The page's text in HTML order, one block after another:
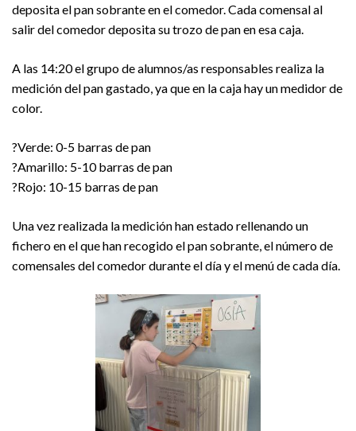
deposita el pan sobrante en el comedor. Cada comensal al
salir del comedor deposita su trozo de pan en esa caja.
A las 14:20 el grupo de alumnos/as responsables realiza la
medición del pan gastado, ya que en la caja hay un medidor de
color.
?Verde: 0-5 barras de pan
?Amarillo: 5-10 barras de pan
?Rojo: 10-15 barras de pan
Una vez realizada la medición han estado rellenando un
fichero en el que han recogido el pan sobrante, el número de
comensales del comedor durante el día y el menú de cada día.